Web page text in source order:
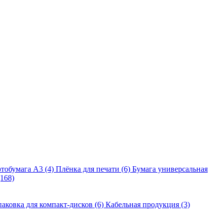
A3 (4) Плёнка для печати (6) Бумага универсальная
для компакт-дисков (6) Кабельная продукция (3)